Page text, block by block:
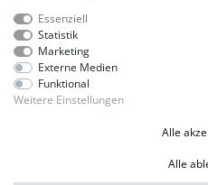
Datenschutz
Essenziell
Statistik
Marketing
Externe Medien
Funktional
Weitere Einstellungen
Alle
Alle